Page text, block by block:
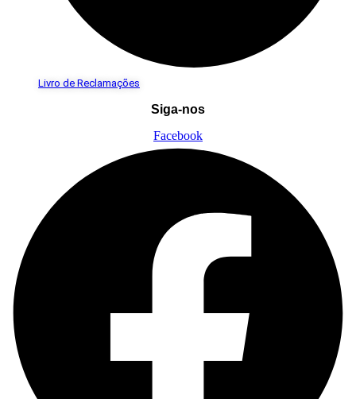
Livro de Reclamações
Siga-nos
Facebook